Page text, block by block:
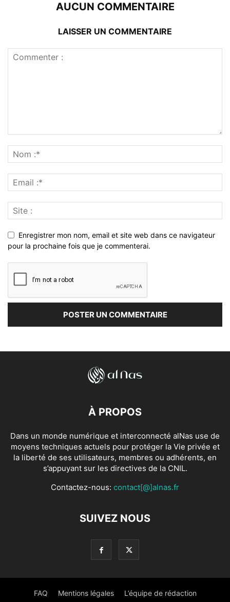
AUCUN COMMENTAIRE
LAISSER UN COMMENTAIRE
Enregistrer mon nom, email et site web dans ce navigateur
pour la prochaine fois que je commenterai.
À PROPOS
Dans un monde numérique et interconnecté alNas use de
moyens techniques actuels pour protéger la Vie privée et
la liberté de ses utilisateurs, membres ou adhérents, en
s’appuyant sur les directives de la CNIL.
Contactez-nous: contact[@]alnas.fr
SUIVEZ NOUS
FAQ Mentions légales L’équipe de rédaction